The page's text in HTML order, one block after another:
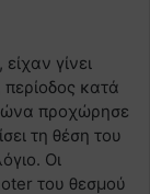
γίνει
κατά
προχώρησε
τη θέση του
Οι
του θεσμού